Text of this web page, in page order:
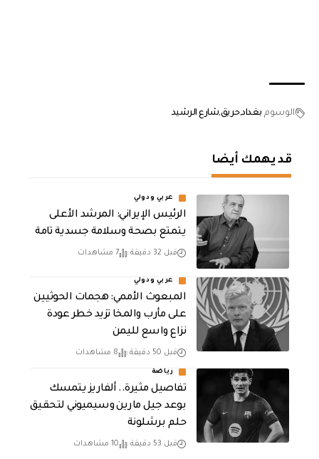
الوسوم بغدادحريقشارع الرشيد
قد يهمك أيضا
عربي ودولي
الرئيس الإيراني: المرشد الأعلى
يتمتع بصحة وسلامة جسدية تامة
قبل 32 دقيقة 7 مشاهدات
عربي ودولي
المبعوث الأممي: هجمات الحوثيين
على مأرب والمخا تزيد خطر عودة
نزاع واسع لليمن
قبل 50 دقيقة 8 مشاهدات
رياضة
تفاصيل مثيرة.. ألفاريز يتمسك
بوعد جيل مارين وسيميوني لتحقيق
حلم برشلونة
قبل 53 دقيقة 10 مشاهدات